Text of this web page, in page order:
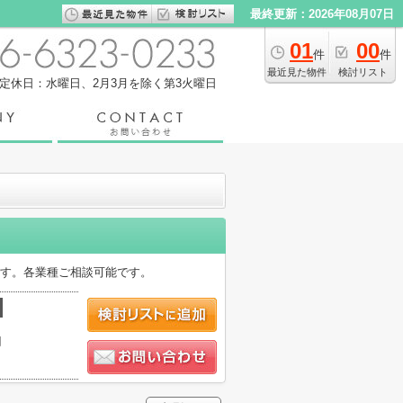
最終更新：2026年08月07日
01件
最近見た物件
00件
検討リスト
定休日：水曜日、2月3月を除く第3火曜日
。各業種ご相談可能です。